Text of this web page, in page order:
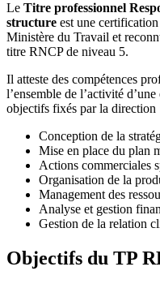
Le Titre professionnel
structure est une
Ministère du Travail et
titre RNCP de niveau 5.
Il atteste des compétences
l’ensemble de l’activité
objectifs fixés par la direction
Conception de la
Mise en place du plan
Actions commerciales
Organisation de la
Management des
Analyse et gestion
Gestion de la relation
Objectifs du TP